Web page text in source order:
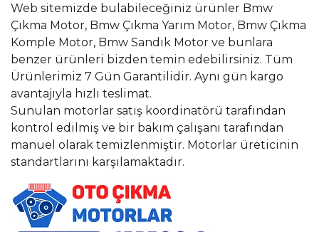
Web sitemizde bulabileceğiniz ürünler Bmw
Çıkma Motor, Bmw Çıkma Yarım Motor, Bmw Çıkma
Komple Motor, Bmw Sandık Motor ve bunlara
benzer ürünleri bizden temin edebilirsiniz. Tüm
Ürünlerimiz 7 Gün Garantilidir. Aynı gün kargo
avantajıyla hızlı teslimat.
Sunulan motorlar satış koordinatörü tarafından
kontrol edilmiş ve bir bakım çalışanı tarafından
manuel olarak temizlenmiştir. Motorlar üreticinin
standartlarını karşılamaktadır.